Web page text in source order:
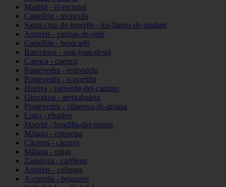
Madrid - el-escorial
Castellón - moncofa
Santa-cruz-de-tenerife - los-llanos-de-aridane
Asturias - cangas-de-onís
Castellón - benicarló
Barcelona - sant-joan-despí
Cuenca - cuenca
Pontevedra - redondela
Pontevedra - o-porriño
Huelva - valverde-del-camino
Gipuzkoa - aretxabaleta
Pontevedra - vilanova-de-arousa
Lugo - ribadeo
Madrid - boadilla-del-monte
Málaga - estepona
Cáceres - cáceres
Málaga - mijas
Zaragoza - cariñena
Asturias - colunga
A-coruña - betanzos